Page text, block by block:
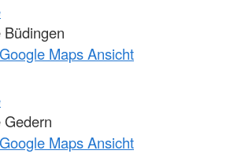
Maps Ansicht
Maps Ansicht